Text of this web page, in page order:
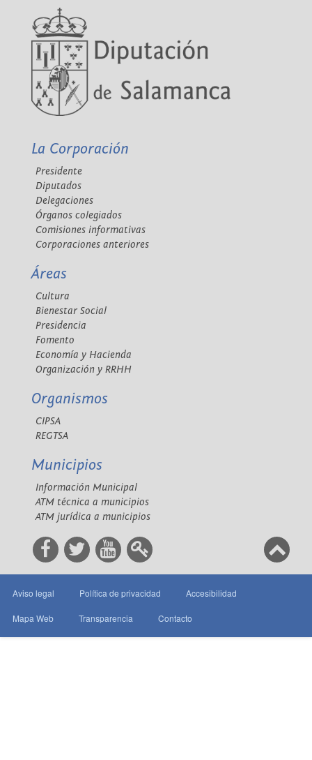
La Corporación
Presidente
Diputados
Delegaciones
Órganos colegiados
Comisiones informativas
Corporaciones anteriores
Áreas
Cultura
Bienestar Social
Presidencia
Fomento
Economía y Hacienda
Organización y RRHH
Organismos
CIPSA
REGTSA
Municipios
Información Municipal
ATM técnica a municipios
ATM jurídica a municipios
Aviso legal Política de privacidad Accesibilidad
Mapa Web Transparencia Contacto